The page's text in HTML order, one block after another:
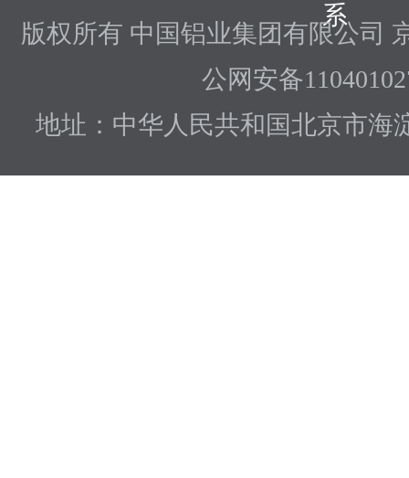
系
版权所有 中国铝业集团有限公司
公网安备
地址：中华人民共和国北京市海